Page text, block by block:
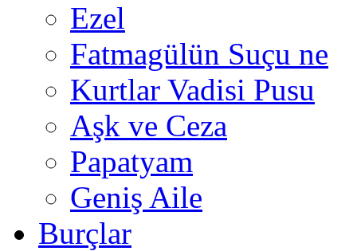
Ezel
Fatmagülün Suçu ne
Kurtlar Vadisi Pusu
Aşk ve Ceza
Papatyam
Geniş Aile
Burçlar